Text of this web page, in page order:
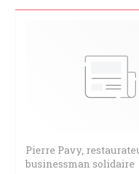
Pierre Pavy,
businessman solidaire